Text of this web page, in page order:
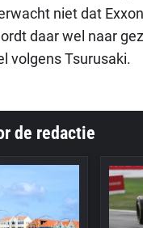
niet dat
daar wel naar
volgens Tsurusaki.
de redactie